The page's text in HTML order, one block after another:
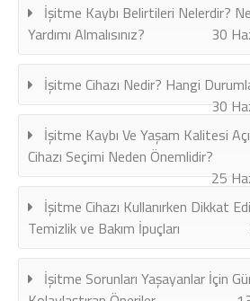
İşitme Kaybı Belirtileri Nelerdir?
Yardımı Almalısınız?
30
İşitme Cihazı Nedir? Hangi
30
İşitme Kaybı Ve Yaşam Kalitesi
Cihazı Seçimi Neden Önemlidir?
25
İşitme Cihazı Kullanırken Dikkat
Temizlik ve Bakım İpuçları
İşitme Sorunları Yaşayanlar İçin